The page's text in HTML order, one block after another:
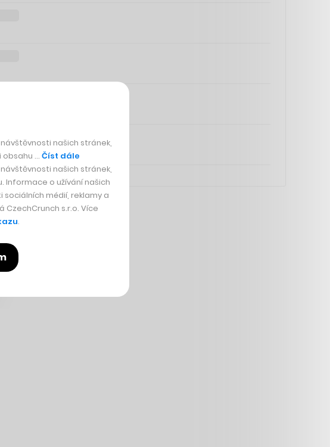
našich stránek,
obsahu … Číst dále
našich stránek,
Informace o užívání našich
médií, reklamy a
s.r.o. Více
.